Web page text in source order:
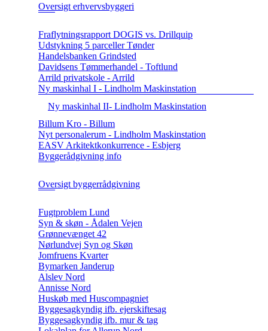
Oversigt erhvervsbyggeri
Fraflytningsrapport DOGIS vs. Drillquip
Udstykning 5 parceller Tønder
Handelsbanken Grindsted
Davidsens Tømmerhandel - Toftlund
Arrild privatskole - Arrild
Ny maskinhal I - Lindholm Maskinstation
Ny maskinhal II- Lindholm Maskinstation
Billum Kro - Billum
Nyt personalerum - Lindholm Maskinstation
EASV Arkitektkonkurrence - Esbjerg
Byggerådgivning info
Oversigt byggerrådgivning
Fugtproblem Lund
Syn & skøn - Ådalen Vejen
Grønnevænget 42
Nørlundvej Syn og Skøn
Jomfruens Kvarter
Bymarken Janderup
Alslev Nord
Annisse Nord
Huskøb med Huscompagniet
Byggesagkyndig ifb. ejerskiftesag
Byggesagkyndig ifb. mur & tag